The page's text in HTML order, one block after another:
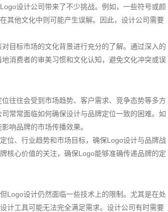
设计公司带来了不少挑战。例如，一些符号或颜
其他文化中则可能产生误解。因此，设计公司需要
目标市场的文化背景进行充分的了解。通过深入的
消费者的审美习惯和文化认知，避免文化冲突或误
往往会受到市场趋势、客户需求、竞争态势等多方
常常面临如何确保设计与品牌定位一致的困难。如
响品牌的市场传播效果。
位、行业趋势和市场目标，确保Logo设计与品牌战
核心价值的关注，确保Logo能够准确传递品牌的定
Logo设计仍然面临一些技术上的限制。尤其是在处
计工具可能无法完全满足需求。设计公司有时需要